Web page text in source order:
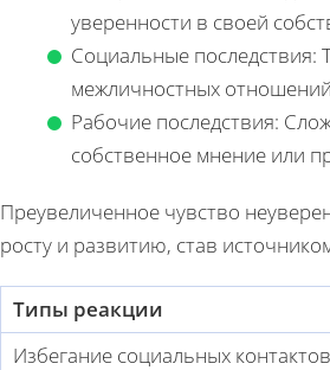
уверенности в своей
Социальные последствия:
межличностных
Рабочие последствия:
собственное мнение или
Преувеличенное чувство
росту и развитию, став
Типы реакции
Избегание социальных контактов